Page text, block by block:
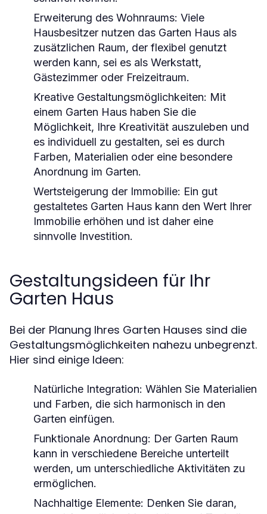
Erweiterung des Wohnraums: Viele
Hausbesitzer nutzen das Garten Haus als
zusätzlichen Raum, der flexibel genutzt
werden kann, sei es als Werkstatt,
Gästezimmer oder Freizeitraum.
Kreative Gestaltungsmöglichkeiten: Mit
einem Garten Haus haben Sie die
Möglichkeit, Ihre Kreativität auszuleben und
es individuell zu gestalten, sei es durch
Farben, Materialien oder eine besondere
Anordnung im Garten.
Wertsteigerung der Immobilie: Ein gut
gestaltetes Garten Haus kann den Wert Ihrer
Immobilie erhöhen und ist daher eine
sinnvolle Investition.
Gestaltungsideen für Ihr
Garten Haus
Bei der Planung Ihres Garten Hauses sind die
Gestaltungsmöglichkeiten nahezu unbegrenzt.
Hier sind einige Ideen:
Natürliche Integration: Wählen Sie Materialien
und Farben, die sich harmonisch in den
Garten einfügen.
Funktionale Anordnung: Der Garten Raum
kann in verschiedene Bereiche unterteilt
werden, um unterschiedliche Aktivitäten zu
ermöglichen.
Nachhaltige Elemente: Denken Sie daran,